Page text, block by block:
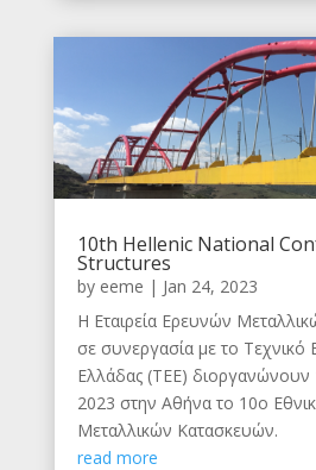
10th Hellenic National
Structures
by eeme | Jan 24, 2023
Η Εταιρεία Ερευνών
σε συνεργασία µε το Τεχνικό
Ελλάδας (ΤΕΕ)
2023 στην Αθήνα το 10ο
Μεταλλικών Κατασκευών.
read more